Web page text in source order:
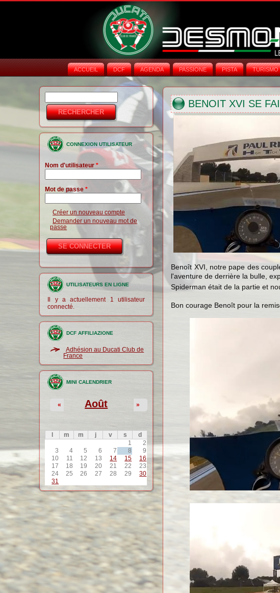
ACCUEIL DCF AGENDA PASSIONE PISTA TURISMO
Formulaire de
recherche
CONNEXION UTILISATEUR
Nom d'utilisateur*
Mot de passe*
Créer un nouveau compte
Demander un nouveau mot de
passe
UTILISATEURS EN LIGNE
Il y a actuellement 1 utilisateur
connecté.
DCF AFFILIAZIONE
Adhésion au Ducati Club de
France
MINI CALENDRIER
Août
« »
m m j v s
d
1
2
3
4 5 6 7 8
9
10
11 12 13 14 15
16
17
18 19 20 21 22
23
24
25 26 27 28 29
30
31
BENOIT XVI SE
Benoît XVI, notre pape des
l'aventure de derrière la bulle, e
Spiderman était de la partie et
Bon courage Benoît pour la